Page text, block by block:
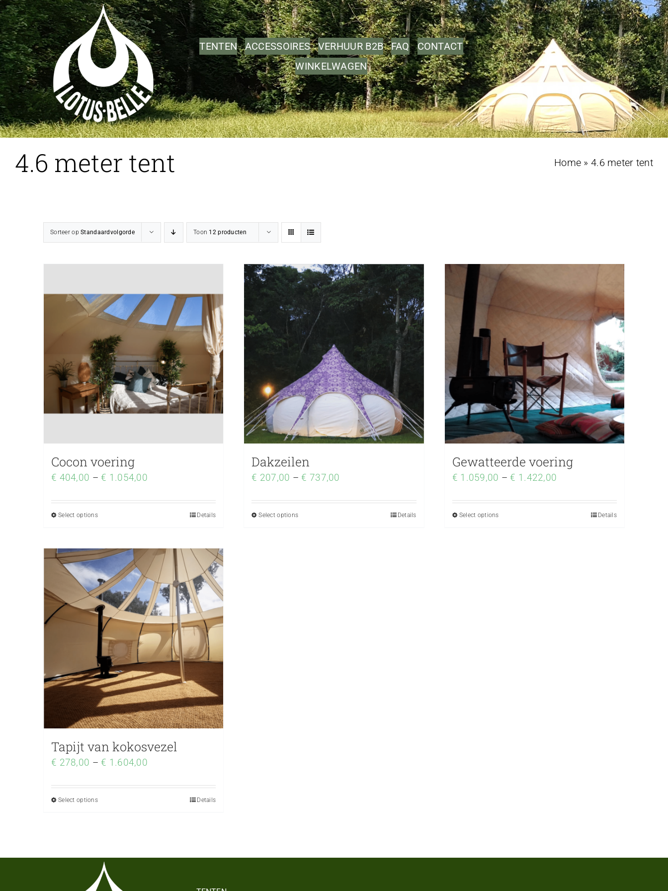
Ga
naar
inhoud
TENTEN ACCESSOIRES VERHUUR B2B FAQ
CONTACT
WINKELWAGEN
4.6 meter tent Home » 4.6 meter tent
Sorteer opStandaardvolgorde Toon 12 producten
Cocon voering
€ 404,00 –€ 1.054,00
Select options Details
Dakzeilen
€ 207,00 –€ 737,00
Select options Details
Gewatteerde voering
€ 1.059,00 –€ 1.422,00
Select options Details
Tapijt van kokosvezel
€ 278,00 –€ 1.604,00
Select options Details